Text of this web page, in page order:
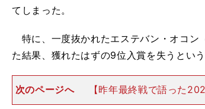
てしまった。
特に、一度抜かれたエステバン・オコン
た結果、獲れたはずの9位入賞を失うとい
次のページへ
【昨年最終戦で語った
Pの予選では、このくらい大丈夫だろうと